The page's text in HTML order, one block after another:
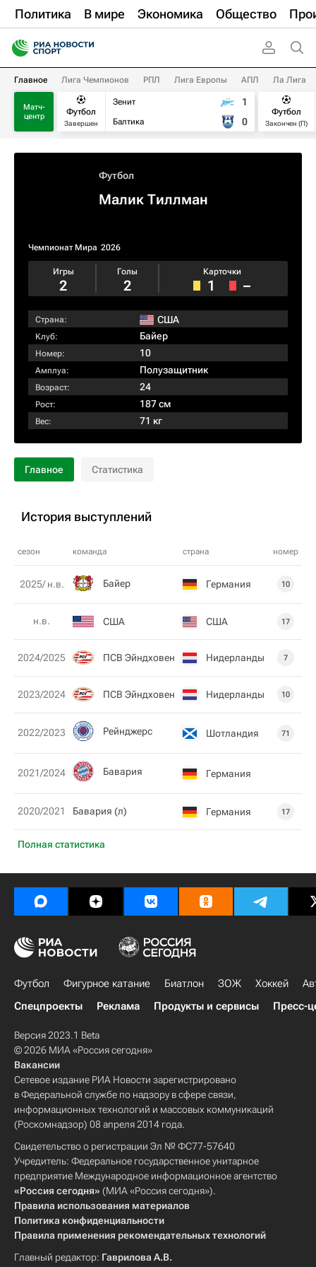
Политика В мире Экономика Общество
Главное Лига Чемпионов РПЛ Лига Европы АПЛ Ла Лига
Матч-
центр
Футбол
Завершен
Зенит
Балтика
1
0
Футбол
Закончен (П)
Футбол
Малик Тиллман
Чемпионат Мира 2026
Игры
2
Голы
2
Карточки
1 –
Страна: США
Клуб: Байер
Номер: 10
Амплуа: Полузащитник
Возраст: 24
Рост: 187 см
Вес: 71 кг
Главное Статистика
История выступлений
сезон команда страна номер
Полная статистика
2025/ н.в. Байер Германия 10
н.в. США США 17
2024/2025 ПСВ Эйндховен Нидерланды 7
2023/2024 ПСВ Эйндховен Нидерланды 10
2022/2023 Рейнджерс Шотландия 71
2021/2024 Бавария Германия
2020/2021 Бавария (л) Германия 17
Футбол Фигурное катание Биатлон ЗОЖ Хоккей
Спецпроекты
Реклама Продукты и сервисы Пресс-
Версия 2023.1 Beta
© 2026 МИА «Россия сегодня»
Вакансии
Сетевое издание РИА Новости зарегистрировано
в Федеральной службе по надзору в сфере связи,
информационных технологий и массовых коммуникаций
(Роскомнадзор) 08 апреля 2014 года.
Свидетельство о регистрации Эл № ФС77-57640
Учредитель: Федеральное государственное унитарное
предприятие Международное информационное агентство
«Россия сегодня» (МИА «Россия сегодня»).
Правила использования материалов
Политика конфиденциальности
Правила применения рекомендательных технологий
Главный редактор: Гаврилова А.В.